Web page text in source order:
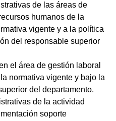
de las áreas de
humanos de la
vigente y a la política
del responsable superior
el área de gestión laboral
normativa vigente y bajo la
del departamento.
de la actividad
soporte